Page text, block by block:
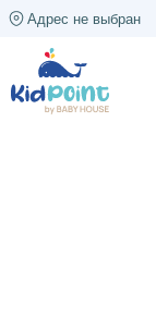
Адрес не выбран